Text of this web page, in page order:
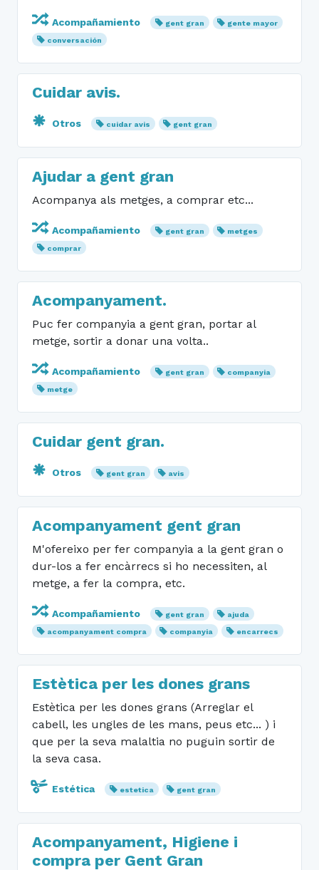
Acompañamiento gent gran
gente mayor
conversación
Cuidar avis.
Otros cuidar avis gent gran
Ajudar a gent gran
Acompanya als metges, a comprar etc...
Acompañamiento gent gran
metges
comprar
Acompanyament.
Puc fer companyia a gent gran, portar al
metge, sortir a donar una volta..
Acompañamiento gent gran
companyia
metge
Cuidar gent gran.
Otros gent gran avis
Acompanyament gent gran
M'ofereixo per fer companyia a la gent gran o
dur-los a fer encàrrecs si ho necessiten, al
metge, a fer la compra, etc.
Acompañamiento gent gran
ajuda
acompanyament compra
companyia encarrecs
Estètica per les dones grans
Estètica per les dones grans (Arreglar el
cabell, les ungles de les mans, peus etc... ) i
que per la seva malaltia no puguin sortir de
la seva casa.
Estética estetica gent gran
Acompanyament, Higiene i
compra per Gent Gran